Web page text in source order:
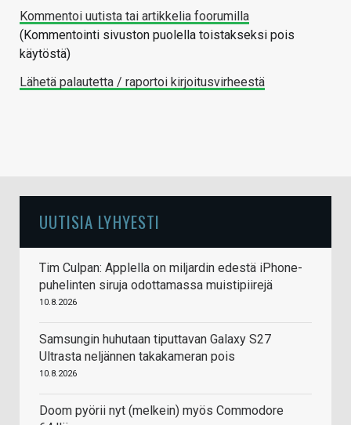
Kommentoi uutista tai artikkelia foorumilla
(Kommentointi sivuston puolella toistakseksi pois
käytöstä)
Lähetä palautetta / raportoi kirjoitusvirheestä
UUTISIA LYHYESTI
Tim Culpan: Applella on miljardin edestä iPhone-
puhelinten siruja odottamassa muistipiirejä
10.8.2026
Samsungin huhutaan tiputtavan Galaxy S27
Ultrasta neljännen takakameran pois
10.8.2026
Doom pyörii nyt (melkein) myös Commodore